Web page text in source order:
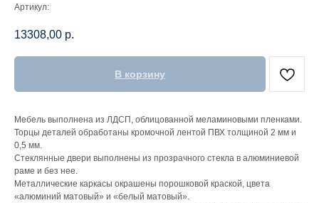
Артикул:
13308,00 р.
В корзину
Мебель выполнена из ЛДСП, облицованной меламиновыми пленками.
Торцы деталей обработаны кромочной лентой ПВХ толщиной 2 мм и
0,5 мм.
Стеклянные двери выполнены из прозрачного стекла в алюминиевой
раме и без нее.
Металлические каркасы окрашены порошковой краской, цвета
«алюминий матовый» и «белый матовый».